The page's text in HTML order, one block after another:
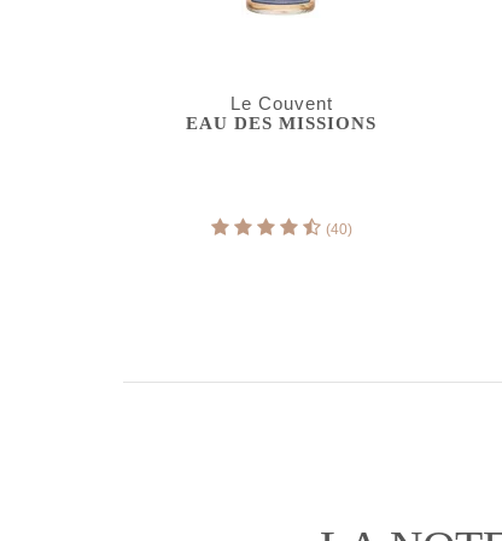
Le Couvent
EAU DES MISSIONS
(40)